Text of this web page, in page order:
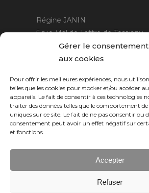
Gérer le consentement
aux cookies
Pour offrir les meilleures expériences, nous
telles que les cookies pour stocker et/ou accéder
appareils. Le fait de consentir à ces technologies
traiter des données telles que le comportement
uniques sur ce site. Le fait de ne pas consentir ou
consentement peut avoir un effet négatif sur
et fonctions.
Accepter
Refuser
Régine JANIN
5 rue Mal de Lattre de Tassigny
21220 Gevrey Chambertin
06 15 15 80 29
Horaires :sur rendez-vous.